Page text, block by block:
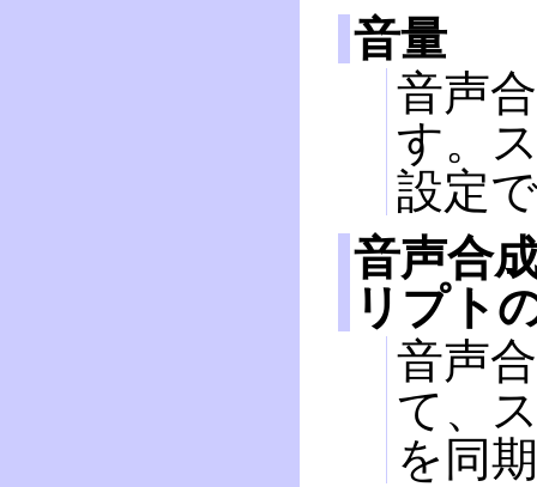
音量
音声
す。
設定
音声合
リプト
音声
て、
を同